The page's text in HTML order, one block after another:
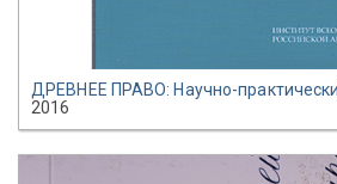
ДРЕВНЕЕ ПРАВО: Научно-
2016